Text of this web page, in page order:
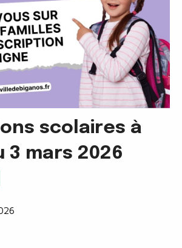
scolaires à
3 mars 2026